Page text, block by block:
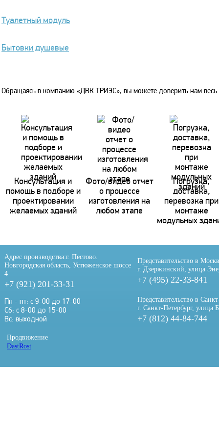
Туалетный модуль
Бытовки душевые
Обращаясь в компанию «ДВК ТРИЭС», вы можете доверить нам
Консультация и
помощь в подборе и
проектировании
желаемых зданий
Фото/видео отчет
о процессе
изготовления на
любом этапе
Погрузка,
доставка,
перевозка при
монтаже
модульных
Адрес производства:г. Пестово.
Новгородская область, Устюженское шоссе
4
+7 (921) 201-33-31
Представительство в
г. Дзержинский, улица
+7 (495) 22-33-841
Пн - пт: с 9-00 до 17-00
Сб: с 8-00 до 15-00
Вс: выходной
Представительство в
г. Санкт-Петербург, улица
+7 (812) 44-84-744
Продвижение
DastRost